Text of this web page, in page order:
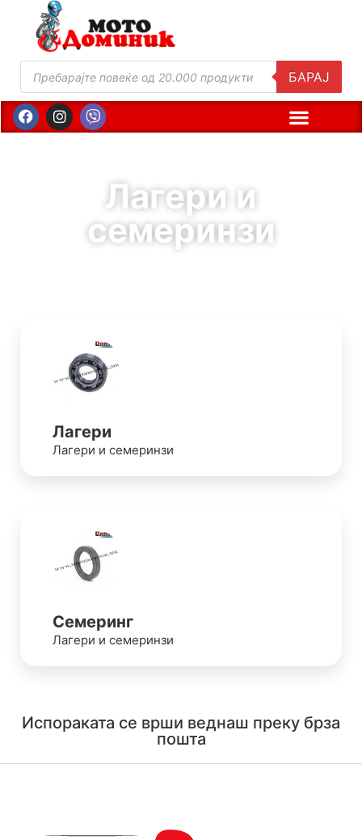
БАРАЈ
Лагери и
семеринзи
Лагери
Лагери и семеринзи
Семеринг
Лагери и семеринзи
Испораката се врши веднаш преку брза
пошта